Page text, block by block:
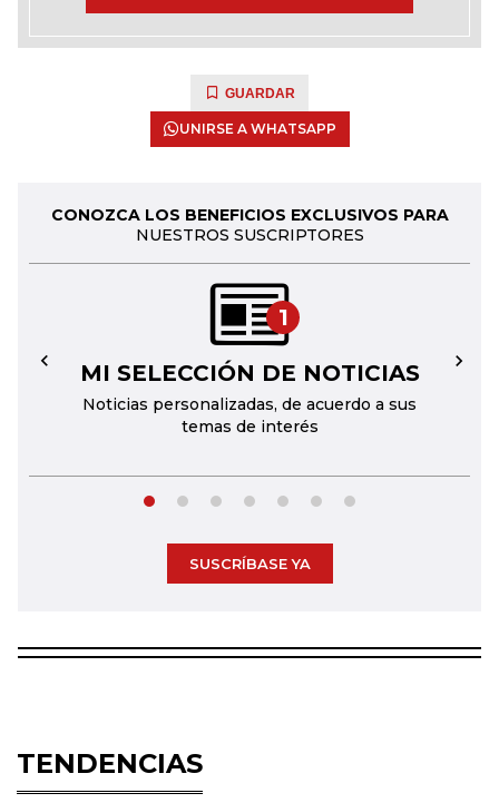
GUARDAR
UNIRSE A WHATSAPP
CONOZCA LOS BENEFICIOS EXCLUSIVOS PARA
NUESTROS SUSCRIPTORES
1
MI SELECCIÓN DE NOTICIAS
Noticias personalizadas, de acuerdo a sus
temas de interés
← →
SUSCRÍBASE YA
TENDENCIAS